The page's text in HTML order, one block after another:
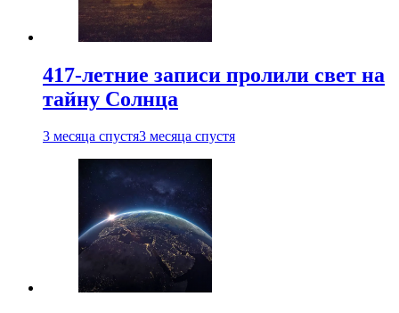
417-летние записи пролили свет на
тайну Солнца
3 месяца спустя3 месяца спустя